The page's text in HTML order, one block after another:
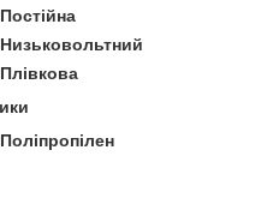
Постійна
Низьковольтний
Плівкова
Поліпропілен